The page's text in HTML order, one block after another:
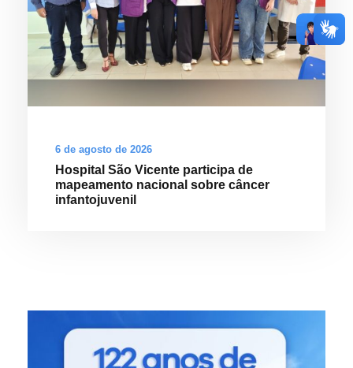
6 de agosto de 2026
Hospital São Vicente participa de
mapeamento nacional sobre câncer
infantojuvenil